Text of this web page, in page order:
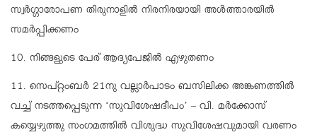
സ്വർഗ്ഗാരോപണ തിരുനാളിൽ നിരനിരയായി അൾത്താരയിൽ
സമർപ്പിക്കണം
10. നിങ്ങളുടെ പേര് ആദ്യപേജിൽ എഴുതണം
11. സെപ്റ്റംബർ 21നു വല്ലാർപാടം ബസിലിക്ക അങ്കണത്തിൽ
വച്ച് നടത്തപ്പെടുന്ന ‘സുവിശേഷദീപം’ – വി. മർക്കോസ്
കയ്യെഴുത്തു സംഗമത്തിൽ വിശുദ്ധ സുവിശേഷവുമായി വരണം